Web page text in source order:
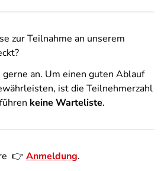
zur Teilnahme an unserem
an. Um einen guten Ablauf
ist die Teilnehmerzahl
keine Warteliste.
👉 Anmeldung.